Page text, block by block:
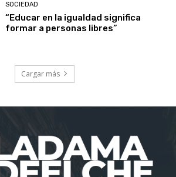
SOCIEDAD
“Educar en la igualdad significa
formar a personas libres”
Cargar más